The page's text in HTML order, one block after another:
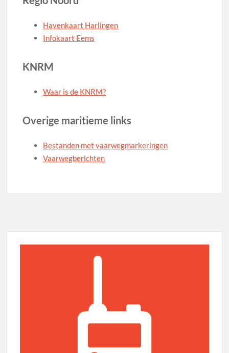
Havenkaart Harlingen
Infokaart Eems
KNRM
Waar is de KNRM?
Overige maritieme links
Bestanden met vaarwegmarkeringen
Vaarwegberichten